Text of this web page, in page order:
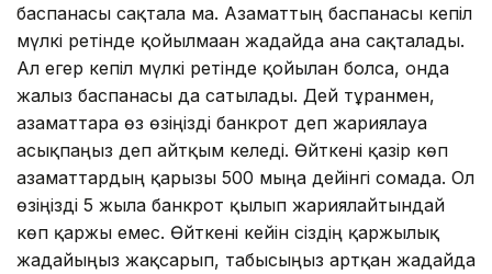
баспанасы сақтала ма. Азаматтың баспанасы кепіл
мүлкі ретінде қойылмаған жағдайда ғана сақталады.
Ал егер кепіл мүлкі ретінде қойылған болса, онда
жалғыз баспанасы да сатылады. Дей тұрғанмен,
азаматтарға өз өзіңізді банкрот деп жариялауға
асықпаңыз деп айтқым келеді. Өйткені қазір көп
азаматтардың қарызы 500 мыңға дейінгі сомада. Ол
өзіңізді 5 жылға банкрот қылып жариялайтындай
көп қаржы емес. Өйткені кейін сіздің қаржылық
жағдайыңыз жақсарып, табысыңыз артқан жағдайда